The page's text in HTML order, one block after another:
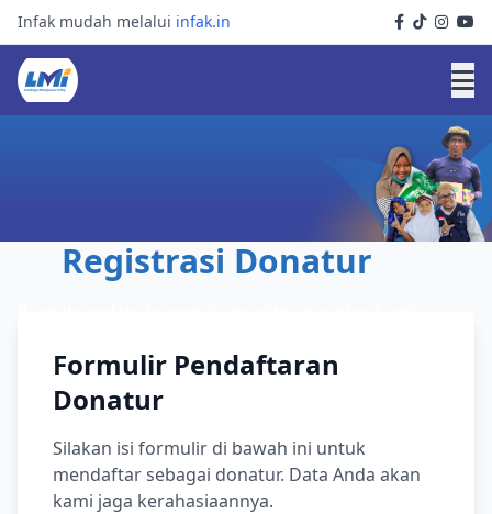
Infak mudah melalui infak.in
Registrasi Donatur
Formulir Pendaftaran
Donatur
Silakan isi formulir di bawah ini untuk
mendaftar sebagai donatur. Data Anda akan
kami jaga kerahasiaannya.